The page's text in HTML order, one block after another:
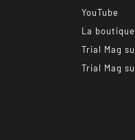
YouTube
La
Trial Mag
Trial Mag